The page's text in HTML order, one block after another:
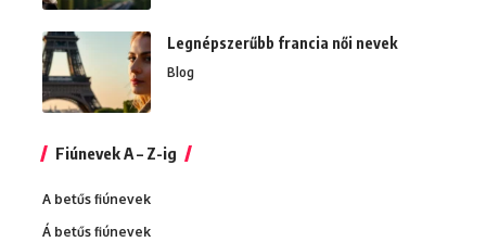
Legnépszerűbb francia női nevek
Blog
Fiúnevek A – Z-ig
A betűs fiúnevek
Á betűs fiúnevek